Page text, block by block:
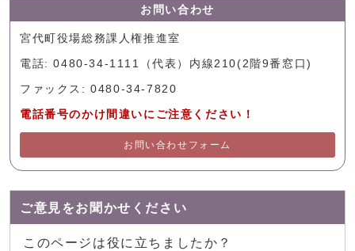
お問い合わせ
宮代町役場総務課人権推進室
電話: 0480-34-1111（代表）内線210(2階9番窓口)
ファックス: 0480-34-7820
電話番号のかけ間違いにご注意ください！
お問い合わせフォーム
ご意見をお聞かせください
このページは役に立ちましたか？